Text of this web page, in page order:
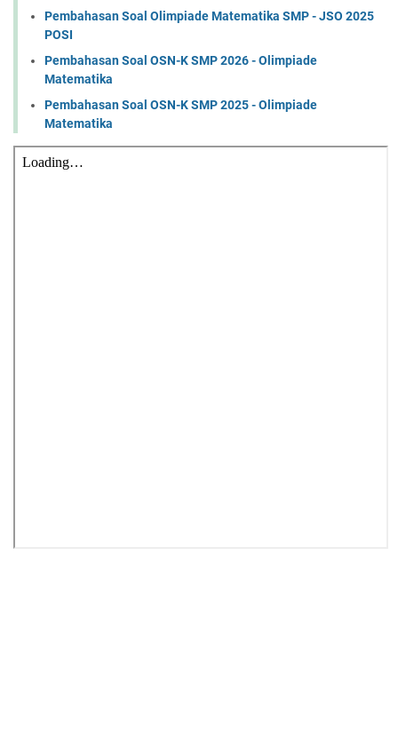
Pembahasan Soal Olimpiade Matematika SMP - JSO 2025
POSI
Pembahasan Soal OSN-K SMP 2026 - Olimpiade
Matematika
Pembahasan Soal OSN-K SMP 2025 - Olimpiade
Matematika